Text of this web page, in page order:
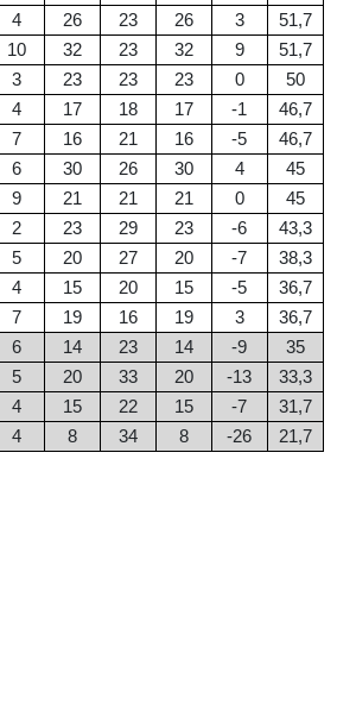
4 26 23 26 3 51,7
10 32 23 32 9 51,7
3 23 23 23 0 50
4 17 18 17 -1 46,7
7 16 21 16 -5 46,7
6 30 26 30 4 45
9 21 21 21 0 45
2 23 29 23 -6 43,3
5 20 27 20 -7 38,3
4 15 20 15 -5 36,7
7 19 16 19 3 36,7
6 14 23 14 -9 35
5 20 33 20 -13 33,3
4 15 22 15 -7 31,7
4 8 34 8 -26 21,7